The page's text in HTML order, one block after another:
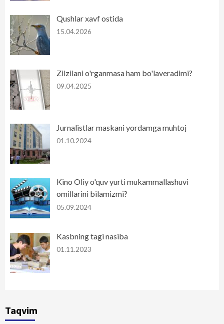
Qushlar xavf ostida
15.04.2026
Zilzilani o'rganmasa ham bo'laveradimi?
09.04.2025
Jurnalistlar maskani yordamga muhtoj
01.10.2024
Kino Oliy o'quv yurti mukammallashuvi
omillarini bilamizmi?
05.09.2024
Kasbning tagi nasiba
01.11.2023
Taqvim